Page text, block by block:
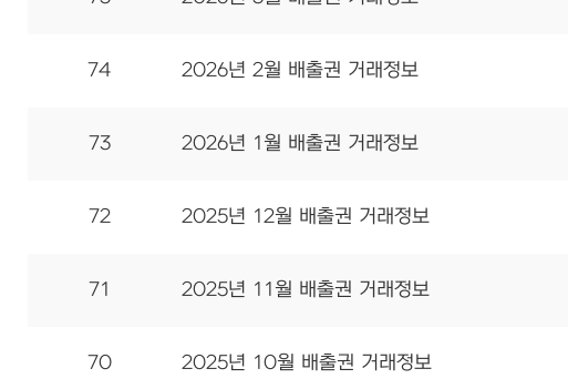
74 2026년 2월 배출권 거래정보
73 2026년 1월 배출권 거래정보
72 2025년 12월 배출권 거래정보
71 2025년 11월 배출권 거래정보
70 2025년 10월 배출권 거래정보